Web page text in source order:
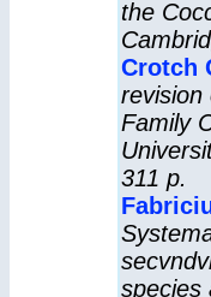
the
Crotch
revision
Family
311 p.
species